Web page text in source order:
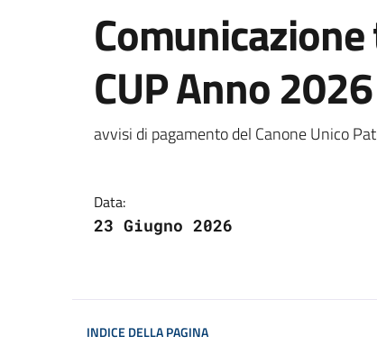
CUP Anno 2026
Dettagli della
avvisi di pagamento del Canone Unico
Data:
23 Giugno 2026
INDICE DELLA PAGINA